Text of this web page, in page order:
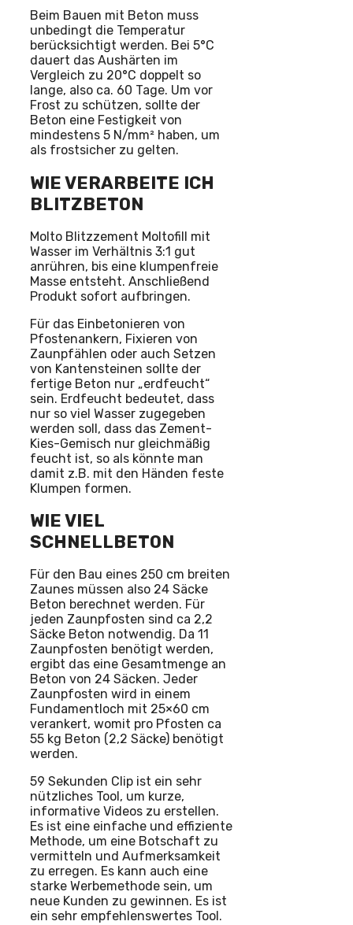
Beim Bauen mit Beton muss
unbedingt die Temperatur
berücksichtigt werden. Bei 5°C
dauert das Aushärten im
Vergleich zu 20°C doppelt so
lange, also ca. 60 Tage. Um vor
Frost zu schützen, sollte der
Beton eine Festigkeit von
mindestens 5 N/mm² haben, um
als frostsicher zu gelten.
WIE VERARBEITE ICH
BLITZBETON
Molto Blitzzement Moltofill mit
Wasser im Verhältnis 3:1 gut
anrühren, bis eine klumpenfreie
Masse entsteht. Anschließend
Produkt sofort aufbringen.
Für das Einbetonieren von
Pfostenankern, Fixieren von
Zaunpfählen oder auch Setzen
von Kantensteinen sollte der
fertige Beton nur „erdfeucht“
sein. Erdfeucht bedeutet, dass
nur so viel Wasser zugegeben
werden soll, dass das Zement-
Kies-Gemisch nur gleichmäßig
feucht ist, so als könnte man
damit z.B. mit den Händen feste
Klumpen formen.
WIE VIEL
SCHNELLBETON
Für den Bau eines 250 cm breiten
Zaunes müssen also 24 Säcke
Beton berechnet werden. Für
jeden Zaunpfosten sind ca 2,2
Säcke Beton notwendig. Da 11
Zaunpfosten benötigt werden,
ergibt das eine Gesamtmenge an
Beton von 24 Säcken. Jeder
Zaunpfosten wird in einem
Fundamentloch mit 25×60 cm
verankert, womit pro Pfosten ca
55 kg Beton (2,2 Säcke) benötigt
werden.
59 Sekunden Clip ist ein sehr
nützliches Tool, um kurze,
informative Videos zu erstellen.
Es ist eine einfache und effiziente
Methode, um eine Botschaft zu
vermitteln und Aufmerksamkeit
zu erregen. Es kann auch eine
starke Werbemethode sein, um
neue Kunden zu gewinnen. Es ist
ein sehr empfehlenswertes Tool.